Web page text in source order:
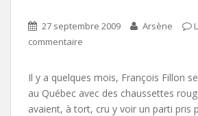
27 septembre 2009 Arsène
commentaire
Il y a quelques mois, François Fillon
au Québec avec des chaussettes
avaient, à tort, cru y voir un parti pris